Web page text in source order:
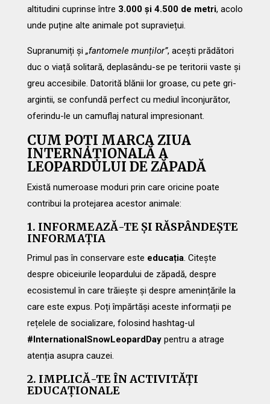
altitudini cuprinse între 3.000 și 4.500 de metri, acolo
unde puține alte animale pot supraviețui.
Supranumiți și „fantomele munților”, acești prădători
duc o viață solitară, deplasându-se pe teritorii vaste și
greu accesibile. Datorită blănii lor groase, cu pete gri-
argintii, se confundă perfect cu mediul înconjurător,
oferindu-le un camuflaj natural impresionant.
CUM POȚI MARCA ZIUA
INTERNAȚIONALĂ A
LEOPARDULUI DE ZĂPADĂ
Există numeroase moduri prin care oricine poate
contribui la protejarea acestor animale:
1. INFORMEAZĂ-TE ȘI RĂSPÂNDEȘTE
INFORMAȚIA
Primul pas în conservare este educația. Citește
despre obiceiurile leopardului de zăpadă, despre
ecosistemul în care trăiește și despre amenințările la
care este expus. Poți împărtăși aceste informații pe
rețelele de socializare, folosind hashtag-ul
#InternationalSnowLeopardDaypentru a atrage
atenția asupra cauzei.
2. IMPLICĂ-TE ÎN ACTIVITĂȚI
EDUCAȚIONALE